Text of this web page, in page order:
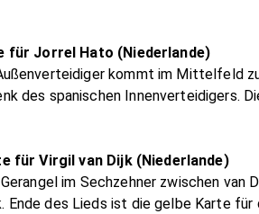
für Jorrel Hato (Niederlande)
kommt im Mittelfeld
des spanischen Innenverteidigers.
für Virgil van Dijk (Niederlande)
im Sechzehner zwischen
Ende des Lieds ist die gelbe Karte für